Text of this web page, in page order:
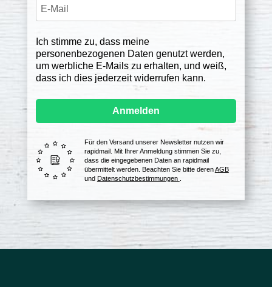
Ich stimme zu, dass meine
personenbezogenen Daten genutzt werden,
um werbliche E-Mails zu erhalten, und weiß,
dass ich dies jederzeit widerrufen kann.
Anmelden
Für den Versand unserer Newsletter nutzen wir
rapidmail. Mit Ihrer Anmeldung stimmen Sie zu,
dass die eingegebenen Daten an rapidmail
übermittelt werden. Beachten Sie bitte derenAGB
und Datenschutzbestimmungen